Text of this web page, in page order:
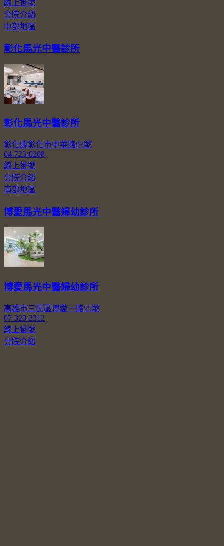
線上掛號
分院介紹
中部地區
彰化馬光中醫診所
彰化馬光中醫診所
彰化縣彰化市中華路93號
04-723-0208
線上掛號
分院介紹
南部地區
博愛馬光中醫婦幼診所
博愛馬光中醫婦幼診所
高雄市三民區博愛一路55號
07-323-2312
線上掛號
分院介紹